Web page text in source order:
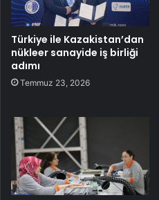
Türkiye ile Kazakistan’dan
nükleer sanayide iş birliği
adımı
Temmuz 23, 2026